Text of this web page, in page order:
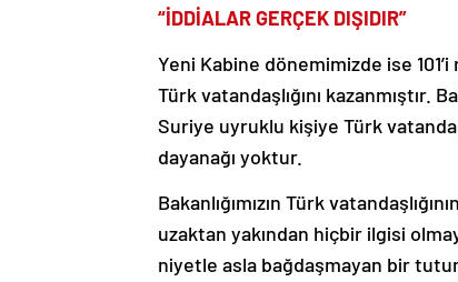
“İDDİALAR GERÇEK DIŞIDIR”
Yeni Kabine dönemimizde ise
Türk vatandaşlığını
Suriye uyruklu kişiye Türk
dayanağı yoktur.
Bakanlığımızın Türk
uzaktan yakından hiçbir ilgisi
niyetle asla bağdaşmayan bir